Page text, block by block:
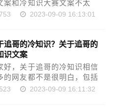
案和冷知识大赛文案不太
今天就由小编来为大家分
句干净竞赛奖状文案知识竞
荣誉证书怎么写知识竞……
753 2023-09-09 16:13:01
追哥的冷知识？关于追哥的
识文案
好，关于追哥的冷知识相信
的网友都不是很明白，包括
追哥的冷知识文案也是一
523 2023-09-09 16:11:32